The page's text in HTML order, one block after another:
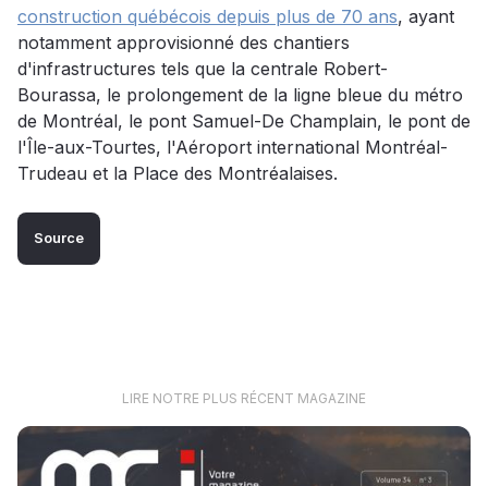
construction québécois depuis plus de 70 ans, ayant
notamment approvisionné des chantiers
d'infrastructures tels que la centrale Robert-
Bourassa, le prolongement de la ligne bleue du métro
de Montréal, le pont Samuel-De Champlain, le pont de
l'Île-aux-Tourtes, l'Aéroport international Montréal-
Trudeau et la Place des Montréalaises.
Source
LIRE NOTRE PLUS RÉCENT MAGAZINE